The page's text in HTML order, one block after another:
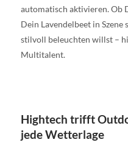
automatisch aktivieren. Ob
Dein Lavendelbeet in
stilvoll beleuchten willst –
Multitalent.
Hightech trifft
jede Wetterlage